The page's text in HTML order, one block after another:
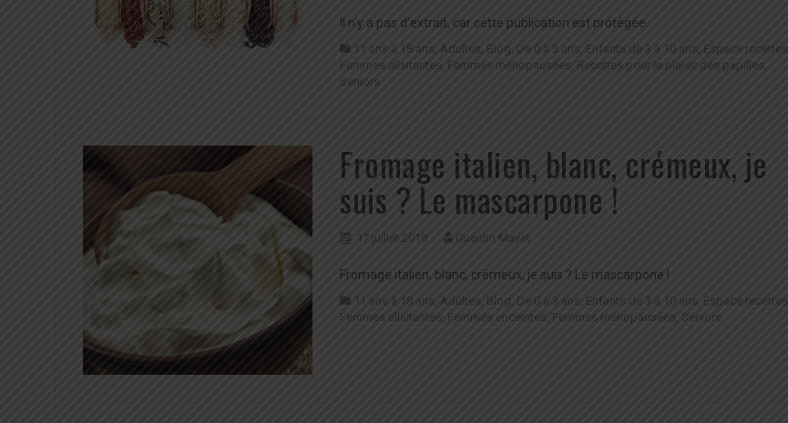
Il n’y a pas d’extrait, car cette publication est protégée.
11 ans à 18 ans Adultes Blog De 0 à 3 ans Enfants de 3 à 10 ans Espace recettes
Femmes allaitantes Femmes ménopausées Recettes pour le plaisir des papilles
Seniors
Fromage italien, blanc, crémeux, je
suis ? Le mascarpone !
17 juillet 2018 Quentin Mayet
Fromage italien, blanc, crémeux, je suis ? Le mascarpone !
11 ans à 18 ans Adultes Blog De 0 à 3 ans Enfants de 3 à 10 ans Espace recettes
Femmes allaitantes Femmes enceintes Femmes ménopausées Seniors